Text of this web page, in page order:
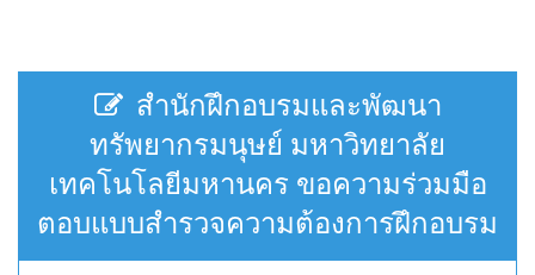
สำนักฝึกอบรมและพัฒนา
ทรัพยากรมนุษย์ มหาวิทยาลัย
เทคโนโลยีมหานคร ขอความร่วมมือ
ตอบแบบสำรวจความต้องการฝึกอบรม